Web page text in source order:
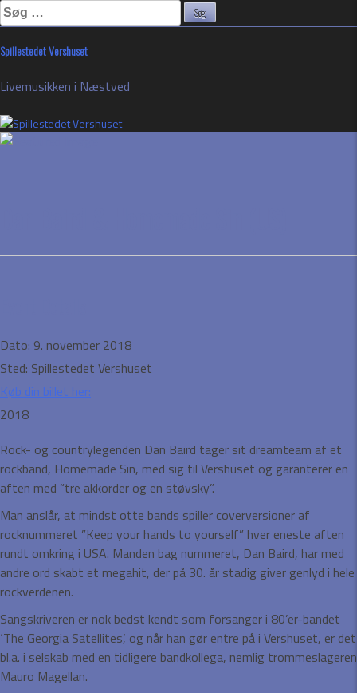
Søg
efter:
to
Spillestedet Vershuset
Livemusikken i Næstved
Dato: 9. november 2018
Sted: Spillestedet Vershuset
Køb din billet her:
2018
Rock- og countrylegenden Dan Baird tager sit dreamteam af et
rockband, Homemade Sin, med sig til Vershuset og garanterer en
aften med “tre akkorder og en støvsky”.
Man anslår, at mindst otte bands spiller coverversioner af
rocknummeret ”Keep your hands to yourself” hver eneste aften
rundt omkring i USA. Manden bag nummeret, Dan Baird, har med
andre ord skabt et megahit, der på 30. år stadig giver genlyd i hele
rockverdenen.
Sangskriveren er nok bedst kendt som forsanger i 80’er-bandet
‘The Georgia Satellites’, og når han gør entre på i Vershuset, er det
bl.a. i selskab med en tidligere bandkollega, nemlig trommeslageren
Mauro Magellan.